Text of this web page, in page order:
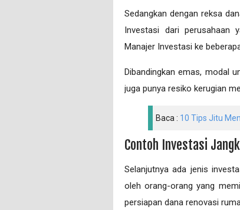
Sedangkan dengan reksa
Investasi dari perusahaan
Manajer Investasi ke
Dibandingkan emas, modal
juga punya resiko kerugian
Baca : 10 Tips Jitu
Contoh Investasi
Selanjutnya ada jenis
oleh orang-orang yang
persiapan dana renovasi